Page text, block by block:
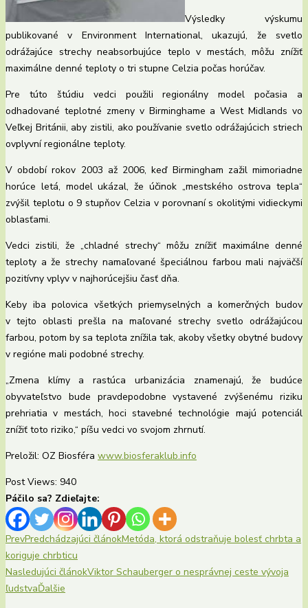
Výsledky výskumu
publikované v Environment International, ukazujú, že svetlo
odrážajúce strechy neabsorbujúce teplo v mestách, môžu znížiť
maximálne denné teploty o tri stupne Celzia počas horúčav.
Pre túto štúdiu vedci použili regionálny model počasia a
odhadované teplotné zmeny v Birminghame a West Midlands vo
Veľkej Británii, aby zistili, ako používanie svetlo odrážajúcich striech
ovplyvní regionálne teploty.
V období rokov 2003 až 2006, keď Birmingham zažil mimoriadne
horúce letá, model ukázal, že účinok „mestského ostrova tepla“
zvýšil teplotu o 9 stupňov Celzia v porovnaní s okolitými vidieckymi
oblasťami.
Vedci zistili, že „chladné strechy“ môžu znížiť maximálne denné
teploty a že strechy namaľované špeciálnou farbou mali najväčší
pozitívny vplyv v najhorúcejšiu časť dňa.
Keby iba polovica všetkých priemyselných a komerčných budov
v tejto oblasti prešla na maľované strechy svetlo odrážajúcou
farbou, potom by sa teplota znížila tak, akoby všetky obytné budovy
v regióne mali podobné strechy.
„Zmena klímy a rastúca urbanizácia znamenajú, že budúce
obyvateľstvo bude pravdepodobne vystavené zvýšenému riziku
prehriatia v mestách, hoci stavebné technológie majú potenciál
znížiť toto riziko,“ píšu vedci vo svojom zhrnutí.
Preložil: OZ Biosféra www.biosferaklub.info
Post Views: 940
Páčilo sa? Zdieľajte:
PrevPredchádzajúci článokMetóda, ktorá odstraňuje bolesť chrbta a
koriguje chrbticu
Nasledujúci článokViktor Schauberger o nesprávnej ceste vývoja
ľudstvaĎalšie